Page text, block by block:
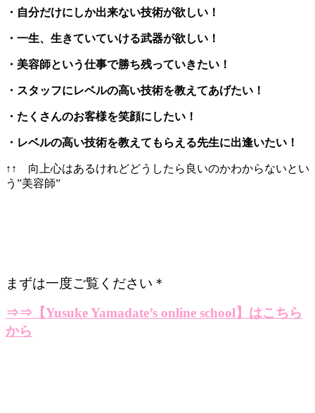
・自分だけにしか出来ない技術が欲しい！
・一生、生きていていける武器が欲しい！
・美容師という仕事で勝ち残っていきたい！
・スタッフにレベルの高い技術を教えてあげたい！
・たくさんのお客様を笑顔にしたい！
・レベルの高い技術を教えてもらえる先生に出逢いたい！
↑↑ 向上心はあるけれどどうしたら良いのかわからないとい
う”美容師”
まずは一度ご覧ください＊
⇒⇒ 【Yusuke Yamadate’s online school】はこちら
から